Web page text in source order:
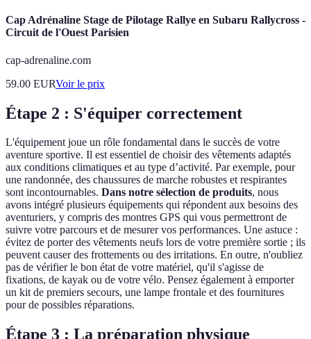
Cap Adrénaline Stage de Pilotage Rallye en Subaru Rallycross -
Circuit de l'Ouest Parisien
cap-adrenaline.com
59.00 EURVoir le prix
Étape 2 : S'équiper correctement
L'équipement joue un rôle fondamental dans le succès de votre
aventure sportive. Il est essentiel de choisir des vêtements adaptés
aux conditions climatiques et au type d’activité. Par exemple, pour
une randonnée, des chaussures de marche robustes et respirantes
sont incontournables. Dans notre sélection de produits, nous
avons intégré plusieurs équipements qui répondent aux besoins des
aventuriers, y compris des montres GPS qui vous permettront de
suivre votre parcours et de mesurer vos performances. Une astuce :
évitez de porter des vêtements neufs lors de votre première sortie ; ils
peuvent causer des frottements ou des irritations. En outre, n'oubliez
pas de vérifier le bon état de votre matériel, qu'il s'agisse de
fixations, de kayak ou de votre vélo. Pensez également à emporter
un kit de premiers secours, une lampe frontale et des fournitures
pour de possibles réparations.
Étape 3 : La préparation physique